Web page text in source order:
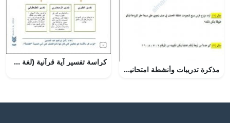
مذكرة تدريبات وأنشطة امتحانية لدرس التباديل (رياضيات بحتة) الحادي عشر
كراسة تفسير آية قرآنية (لغة عربية) الثالث الثانوي